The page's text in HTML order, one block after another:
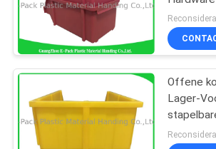
SITEMAP
PRIVACY
POLICY
Obst- und
legt
Offene
Lager-
lange